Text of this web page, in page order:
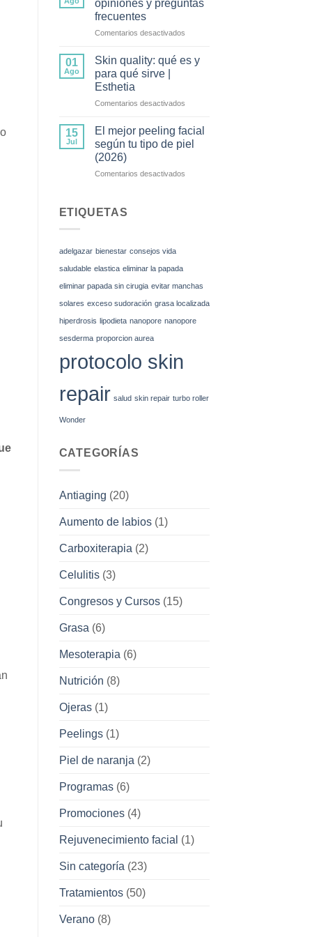
mesoterapia
y
funciona
opiniones y preguntas
frecuentes
Comentarios desactivadosen
opiniones
frecuentes
01
Ago
Skin quality: qué es y
para qué sirve |
Esthetia
Comentarios desactivadosen
quality:
qué
es
para
15
Jul
El mejor peeling facial
según tu tipo de piel
(2026)
Comentarios desactivadosen
(2026)
ETIQUETAS
adelgazar bienestar consejos vida
saludable elastica eliminar la papada
eliminar papada sin cirugia evitar manchas
solares exceso sudoración grasa localizada
hiperdrosis lipodieta nanopore nanopore
sesderma proporcion aurea
protocolo skin
repair salud skin repair turbo roller
Wonder
CATEGORÍAS
Antiaging (20)
Aumento de labios(1)
Carboxiterapia (2)
Celulitis(3)
Congresos y Cursos(15)
Grasa (6)
Mesoterapia (6)
Nutrición (8)
Ojeras(1)
Peelings(1)
Piel de naranja (2)
Programas(6)
Promociones(4)
Rejuvenecimiento facial (1)
Sin categoría (23)
Tratamientos(50)
Verano(8)